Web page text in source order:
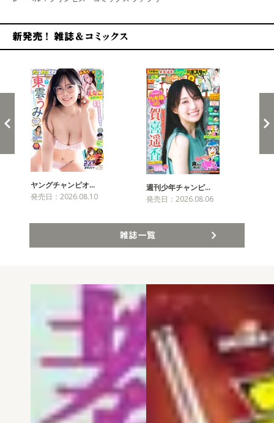
ヤングチャンピオ…
発売日：2026.08.10
週刊少年チャンピ…
発売日：2026.08.06